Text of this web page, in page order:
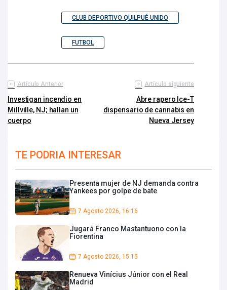
CLUB DEPORTIVO QUILPUÉ UNIDO
FUTBOL
Artículo Anterior
Investigan incendio en
Millville, NJ; hallan un
cuerpo
Artículo siguiente
Abre rapero Ice-T
dispensario de cannabis en
Nueva Jersey
TE PODRIA INTERESAR
Presenta mujer de NJ demanda contra
Yankees por golpe de bate
7 Agosto 2026, 16:16
Jugará Franco Mastantuono con la
Fiorentina
7 Agosto 2026, 15:15
Renueva Vinícius Júnior con el Real
Madrid